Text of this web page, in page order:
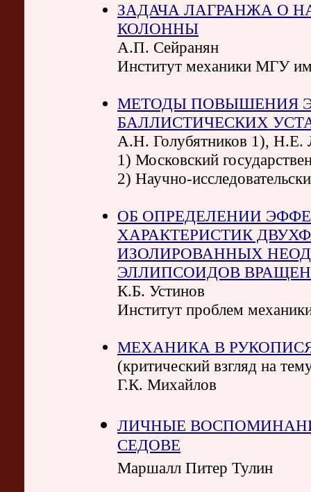
ЗАДАЧА ЛАГРАНЖА О
КОЛОННЫ
А.П. Сейранян
Институт механики МГУ
МЕТОДЫ ПОВЫШЕНИЯ
БАЛЛИСТИЧЕСКИХ
А.Н. Голубятников 1),
1) Московский
2) Научно-
ОБ ОПРЕДЕЛЕНИИ
ХАРАКТЕРИСТИК
ИЗОЛИРОВАННЫХ
ЭЛЛИПСОИДОВ
К.Б. Устинов
Институт проблем
МЕХАНИКА В
(критический взгляд на
Г.К. Михайлов
ЛИЧНЫЕ
СЕДОВЕ
Маршалл Питер Тулин